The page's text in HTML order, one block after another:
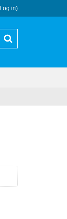
Log in)